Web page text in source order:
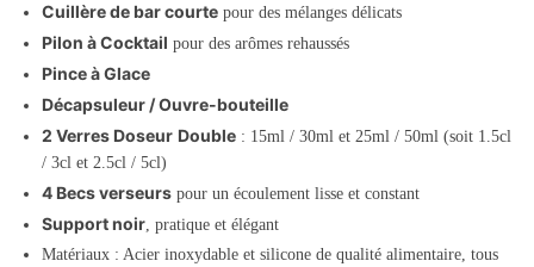
Cuillère de bar courte pour des mélanges délicats
Pilon à Cocktail pour des arômes rehaussés
Pince à Glace
Décapsuleur / Ouvre-bouteille
2 Verres Doseur Double : 15ml / 30ml et 25ml / 50ml (soit 1.5cl
/ 3cl et 2.5cl / 5cl)
4 Becs verseurs pour un écoulement lisse et constant
Support noir, pratique et élégant
Matériaux : Acier inoxydable et silicone de qualité alimentaire, tous